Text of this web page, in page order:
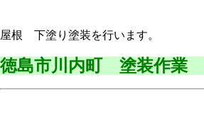
屋根 下塗り塗装を行います。
徳島市川内町 塗装作業